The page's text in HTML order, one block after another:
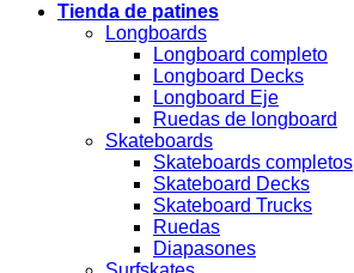
Tienda de patines
Longboards
Longboard completo
Longboard Decks
Longboard Eje
Ruedas de longboard
Skateboards
Skateboards completos
Skateboard Decks
Skateboard Trucks
Ruedas
Diapasones